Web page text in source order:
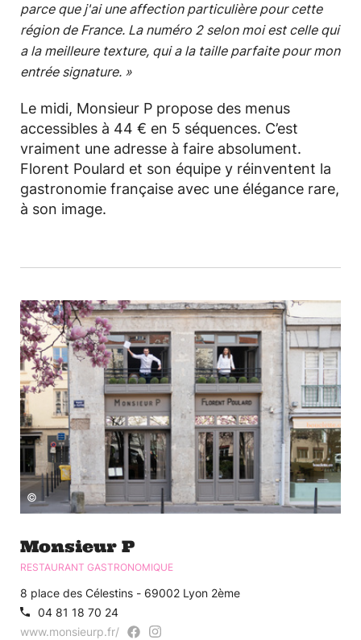
parce que j'ai une affection particulière pour cette
région de France. La numéro 2 selon moi est celle qui
a la meilleure texture, qui a la taille parfaite pour mon
entrée signature. »
Le midi, Monsieur P propose des menus
accessibles à 44 € en 5 séquences. C’est
vraiment une adresse à faire absolument.
Florent Poulard et son équipe y réinventent la
gastronomie française avec une élégance rare,
à son image.
©
Monsieur P
RESTAURANT GASTRONOMIQUE
8 place des Célestins - 69002 Lyon 2ème
04 81 18 70 24
www.monsieurp.fr/